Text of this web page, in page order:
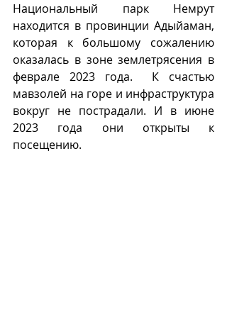
Национальный парк Немрут
находится в провинции Адыйаман,
которая к большому сожалению
оказалась в зоне землетрясения в
феврале 2023 года.  К счастью
мавзолей на горе и инфраструктура
вокруг не пострадали. И в июне
2023 года они открыты к
посещению.